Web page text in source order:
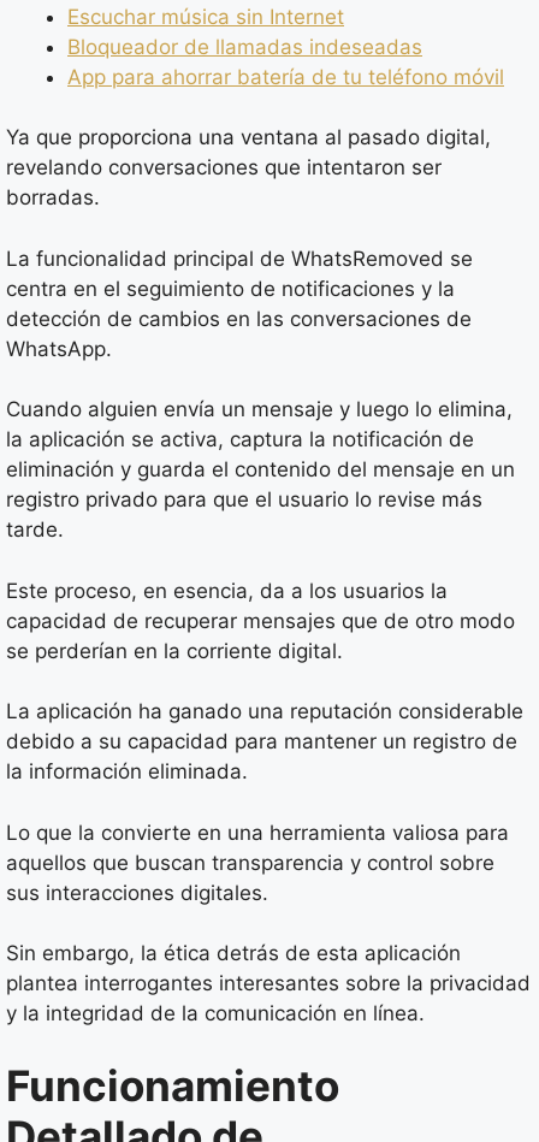
Escuchar música sin Internet
Bloqueador de llamadas indeseadas
App para ahorrar batería de tu teléfono móvil
Ya que proporciona una ventana al pasado digital,
revelando conversaciones que intentaron ser
borradas.
La funcionalidad principal de WhatsRemoved se
centra en el seguimiento de notificaciones y la
detección de cambios en las conversaciones de
WhatsApp.
Cuando alguien envía un mensaje y luego lo elimina,
la aplicación se activa, captura la notificación de
eliminación y guarda el contenido del mensaje en un
registro privado para que el usuario lo revise más
tarde.
Este proceso, en esencia, da a los usuarios la
capacidad de recuperar mensajes que de otro modo
se perderían en la corriente digital.
La aplicación ha ganado una reputación considerable
debido a su capacidad para mantener un registro de
la información eliminada.
Lo que la convierte en una herramienta valiosa para
aquellos que buscan transparencia y control sobre
sus interacciones digitales.
Sin embargo, la ética detrás de esta aplicación
plantea interrogantes interesantes sobre la privacidad
y la integridad de la comunicación en línea.
Funcionamiento